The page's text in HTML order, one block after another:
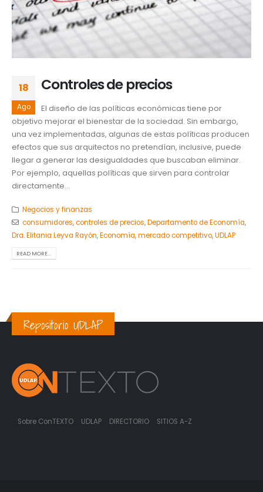
18
Ago
Controles de precios
El diseño de las políticas económicas tiene por
objetivo mejorar el bienestar de la sociedad. Sin embargo,
una vez implementadas, algunas de estas políticas producen
efectos que sus arquitectos no pretendían, inclusive, puede
llegar a generar las desigualdades que buscaban eliminar.
Por ejemplo, aquellas políticas que sirven para controlar
directamente...
Negocios y finanzas
consumidores,controles de precios,Departamento de Economía,
Dra. Elitania Leyva Rayón,Economía,mercado competitivo,UDLAP
READ MORE...
Repositorio UDLAP
Sobre ConTEXTO UDLAP DIRECTORIO SITIOS A-Z